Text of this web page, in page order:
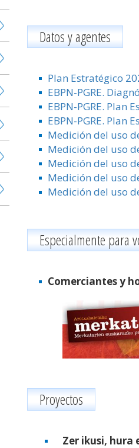
Datos y agentes
Plan Estratégico
EBPN-PGRE.
EBPN-PGRE. Plan
EBPN-PGRE. Plan
Medición del uso
Medición del uso
Medición del uso
Medición del uso
Medición del uso
Especialmente para
Comerciantes y
Proyectos
Zer ikusi, hura